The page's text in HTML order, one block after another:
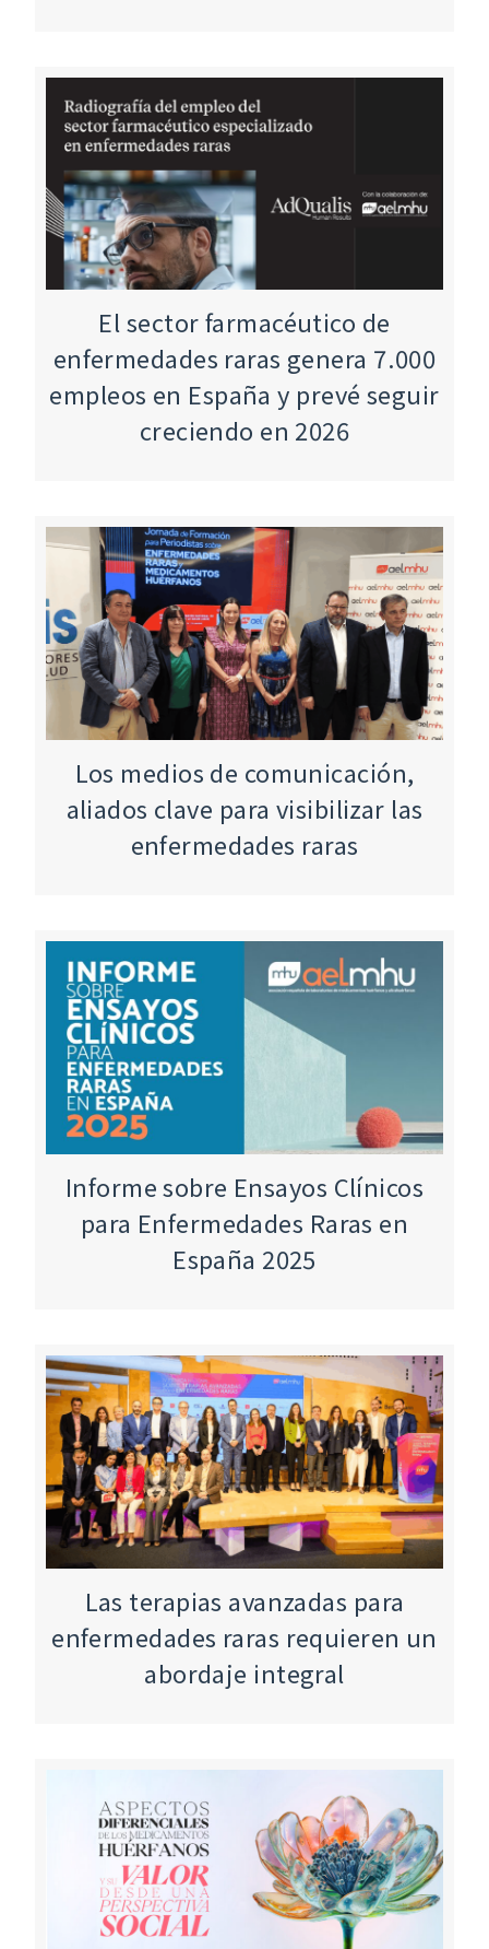
El sector farmacéutico de
enfermedades raras genera 7.000
empleos en España y prevé seguir
creciendo en 2026
Los medios de comunicación,
aliados clave para visibilizar las
enfermedades raras
Informe sobre Ensayos Clínicos
para Enfermedades Raras en
España 2025
Las terapias avanzadas para
enfermedades raras requieren un
abordaje integral